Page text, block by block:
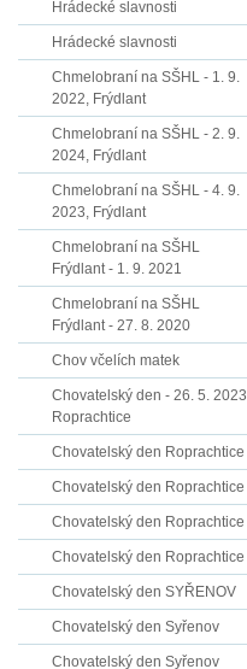
Hrádecké slavnosti
Hrádecké slavnosti
Chmelobraní na SŠHL - 1. 9.
2022, Frýdlant
Chmelobraní na SŠHL - 2. 9.
2024, Frýdlant
Chmelobraní na SŠHL - 4. 9.
2023, Frýdlant
Chmelobraní na SŠHL
Frýdlant - 1. 9. 2021
Chmelobraní na SŠHL
Frýdlant - 27. 8. 2020
Chov včelích matek
Chovatelský den - 26. 5. 2023,
Roprachtice
Chovatelský den Roprachtice
Chovatelský den Roprachtice
Chovatelský den Roprachtice
Chovatelský den Roprachtice
Chovatelský den SYŘENOV
Chovatelský den Syřenov
Chovatelský den Syřenov